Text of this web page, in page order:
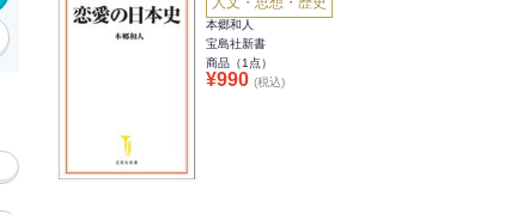
本郷和人
宝島社新書
商品（1 点）
¥990 (税込)